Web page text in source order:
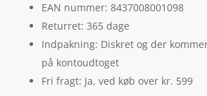
EAN nummer: 8437008001098
Returret: 365 dage
Indpakning: Diskret og der
på kontoudtoget
Fri fragt: Ja, ved køb over kr. 599